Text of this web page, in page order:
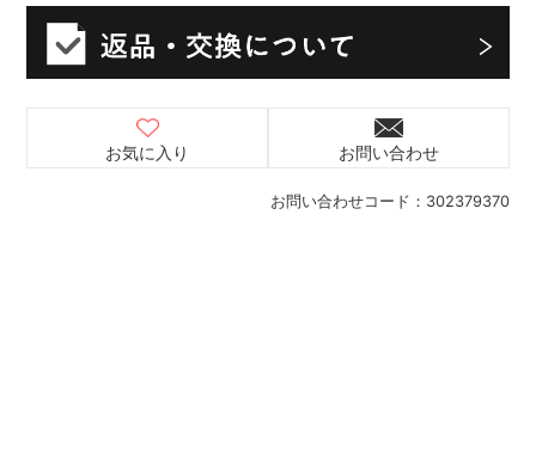
お問い合わせコード： 302379370
お気に入り お問い合わせ